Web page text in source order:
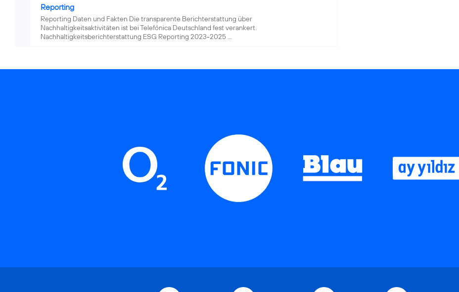
Reporting
Reporting Daten und Fakten Die transparente Berichterstattung über
Nachhaltigkeitsaktivitäten ist bei Telefónica Deutschland fest verankert.
Nachhaltigkeitsberichterstattung ESG Reporting 2023-2025 ...